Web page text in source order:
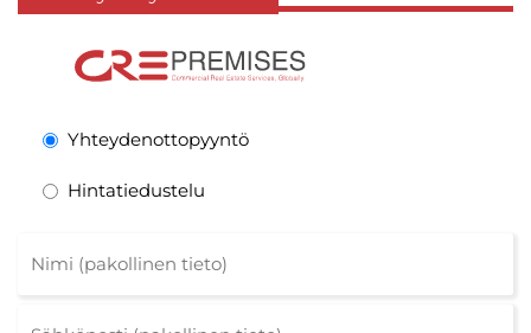
Yhteydenottopyyntö
Hintatiedustelu